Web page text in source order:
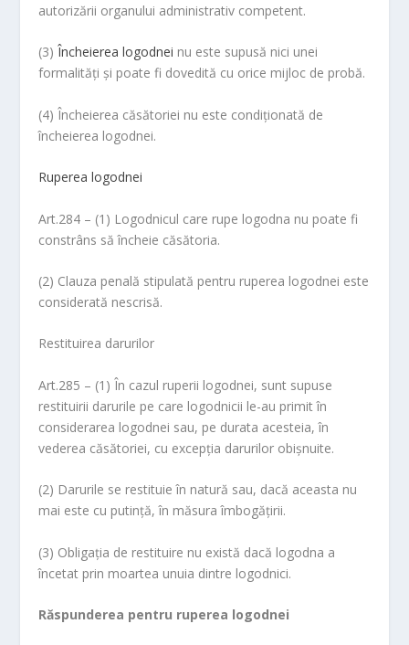
autorizării organului administrativ competent.
(3) Încheierea logodnei nu este supusă nici unei
formalităţi şi poate fi dovedită cu orice mijloc de probă.
(4) Încheierea căsătoriei nu este condiţionată de
încheierea logodnei.
Ruperea logodnei
Art.284 – (1) Logodnicul care rupe logodna nu poate fi
constrâns să încheie căsătoria.
(2) Clauza penală stipulată pentru ruperea logodnei este
considerată nescrisă.
Restituirea darurilor
Art.285 – (1) În cazul ruperii logodnei, sunt supuse
restituirii darurile pe care logodnicii le-au primit în
considerarea logodnei sau, pe durata acesteia, în
vederea căsătoriei, cu excepţia darurilor obişnuite.
(2) Darurile se restituie în natură sau, dacă aceasta nu
mai este cu putinţă, în măsura îmbogăţirii.
(3) Obligaţia de restituire nu există dacă logodna a
încetat prin moartea unuia dintre logodnici.
Răspunderea pentru ruperea logodnei